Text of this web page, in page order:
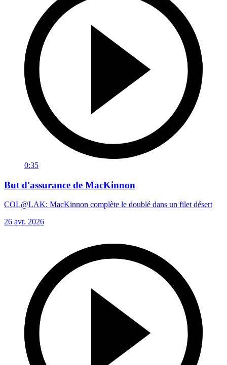
0:35
But d'assurance de MacKinnon
COL@LAK: MacKinnon complète le doublé dans un filet désert
26 avr. 2026